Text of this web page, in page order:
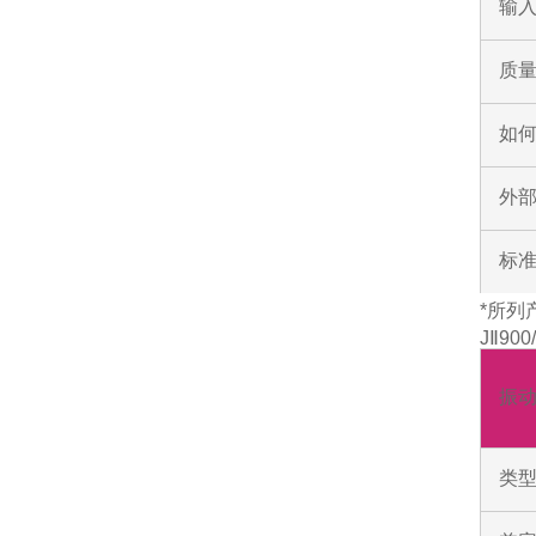
输
质
如
外
标
*所列
振
类型